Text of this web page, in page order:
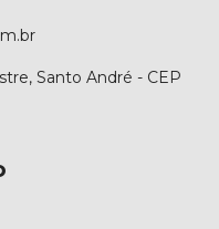
Santo André - CEP